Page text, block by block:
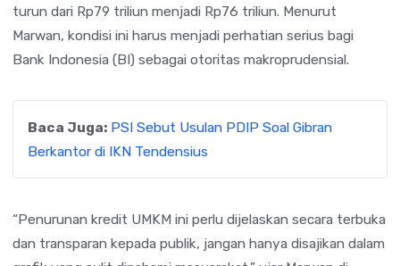
turun dari Rp79 triliun menjadi Rp76 triliun. Menurut
Marwan, kondisi ini harus menjadi perhatian serius bagi
Bank Indonesia (BI) sebagai otoritas makroprudensial.
Baca Juga: PSI Sebut Usulan PDIP Soal Gibran
Berkantor di IKN Tendensius
“Penurunan kredit UMKM ini perlu dijelaskan secara terbuka
dan transparan kepada publik, jangan hanya disajikan dalam